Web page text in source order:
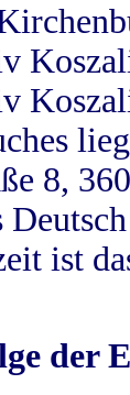
8,
ist
der